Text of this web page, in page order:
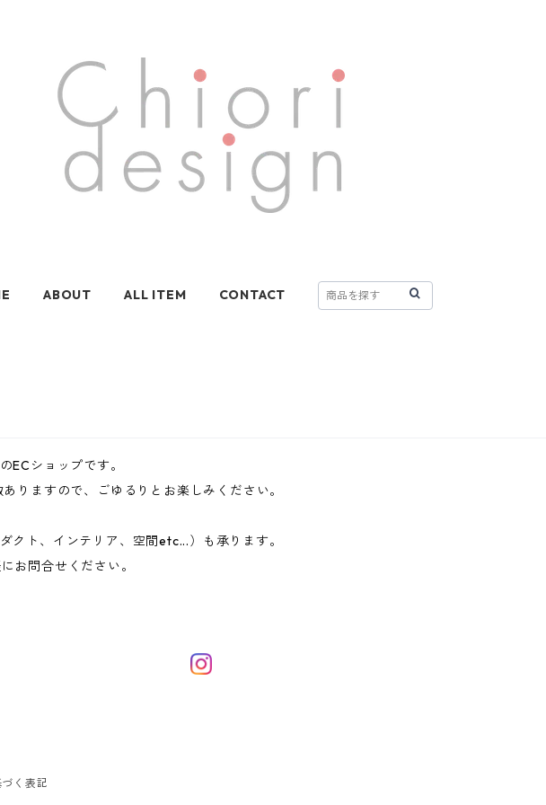
ABOUT ALL ITEM CONTACT
ECショップです。
りますので、ごゆるりとお楽しみください。
クト、インテリア、空間etc...）も承ります。
問合せください。
く表記